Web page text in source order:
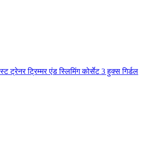
ट्रेनर ट्रिम्मर एंड स्लिमिंग कोर्सेट 3 हुक्स गिर्डल